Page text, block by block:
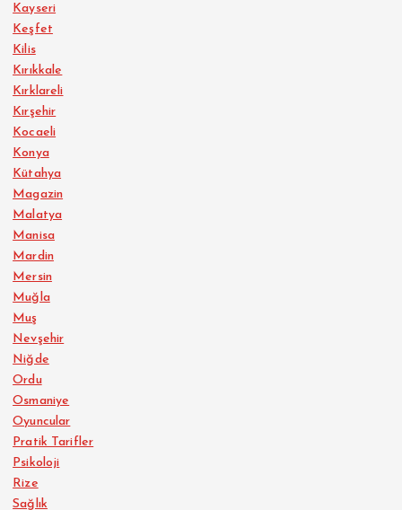
Kayseri
Keşfet
Kilis
Kırıkkale
Kırklareli
Kırşehir
Kocaeli
Konya
Kütahya
Magazin
Malatya
Manisa
Mardin
Mersin
Muğla
Muş
Nevşehir
Niğde
Ordu
Osmaniye
Oyuncular
Pratik Tarifler
Psikoloji
Rize
Sağlık